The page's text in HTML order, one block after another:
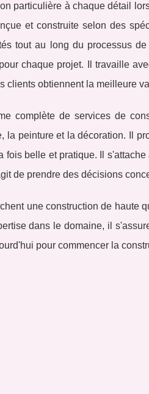
particulière à chaque détail
et construite selon des
tout au long du processus
chaque projet. Il travaille
clients obtiennent la meilleure
complète de services de
la peinture et la décoration. Il
fois belle et pratique. Il
de prendre des décisions
une construction de haute
dans le domaine, il
pour commencer la